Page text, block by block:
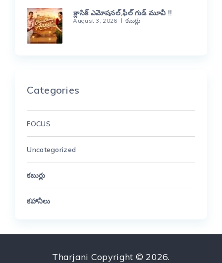
క్లాసిక్ ఎమోషనల్,ఫీల్ గుడ్ మూవీ !!
August 3, 2026 కబుర్లు
Categories
FOCUS
Uncategorized
కబుర్లు
కహానీలు
Tharjani Copyright © 2026.